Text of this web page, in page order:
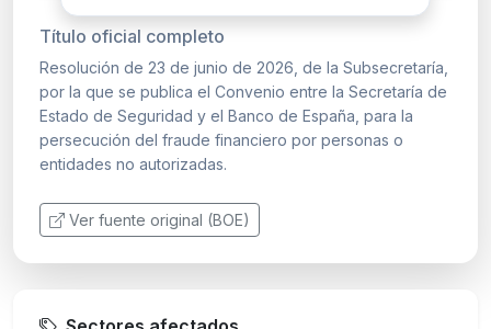
Título oficial completo
Resolución de 23 de junio de 2026, de la Subsecretaría,
por la que se publica el Convenio entre la Secretaría de
Estado de Seguridad y el Banco de España, para la
persecución del fraude financiero por personas o
entidades no autorizadas.
Ver fuente original (BOE)